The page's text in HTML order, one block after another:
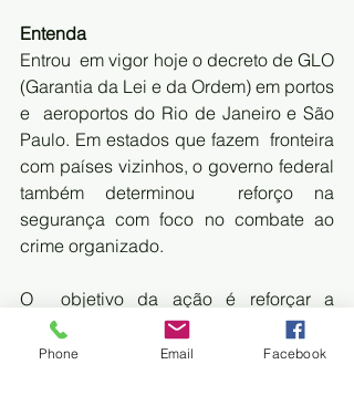
Entenda
Entrou  em vigor hoje o decreto de GLO
(Garantia da Lei e da Ordem) em portos
e  aeroportos do Rio de Janeiro e São
Paulo. Em estados que fazem  fronteira
com países vizinhos, o governo federal
também determinou  reforço na
segurança com foco no combate ao
crime organizado.
O  objetivo da ação é reforçar a
segurança pública e atacar o poderio
financeiro de organizações criminosas.
Phone Email Facebook